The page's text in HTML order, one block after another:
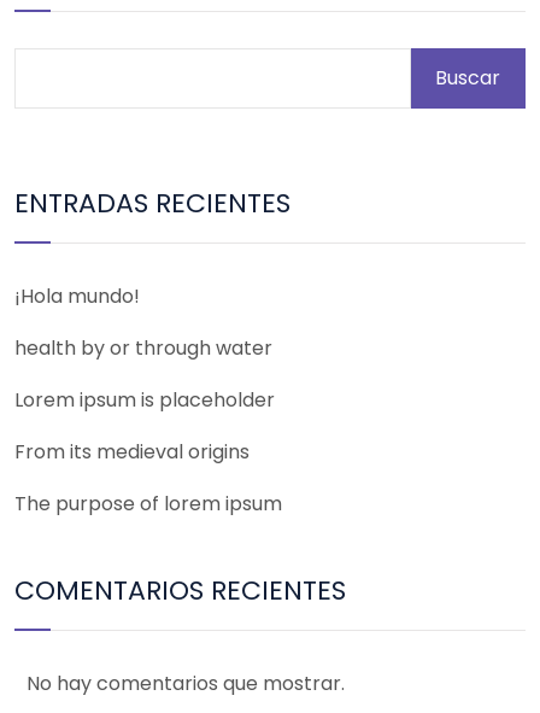
Buscar
ENTRADAS RECIENTES
¡Hola mundo!
health by or through water
Lorem ipsum is placeholder
From its medieval origins
The purpose of lorem ipsum
COMENTARIOS RECIENTES
No hay comentarios que mostrar.